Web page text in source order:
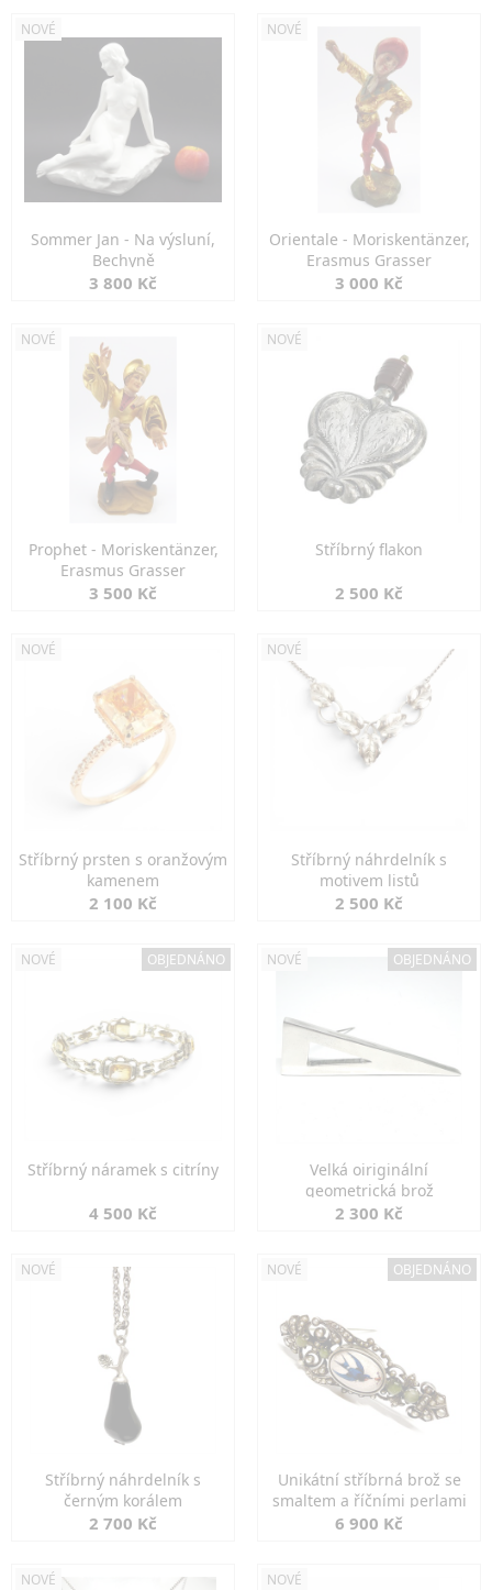
NOVÉ
Sommer Jan - Na výsluní,
Bechyně
3 800 Kč
NOVÉ
Orientale - Moriskentänzer,
Erasmus Grasser
3 000 Kč
NOVÉ
Prophet - Moriskentänzer,
Erasmus Grasser
3 500 Kč
NOVÉ
Stříbrný flakon
2 500 Kč
NOVÉ
Stříbrný prsten s oranžovým
kamenem
2 100 Kč
NOVÉ
Stříbrný náhrdelník s
motivem listů
2 500 Kč
NOVÉ OBJEDNÁNO
Stříbrný náramek s citríny
4 500 Kč
NOVÉ OBJEDNÁNO
Velká oiriginální
geometrická brož
2 300 Kč
NOVÉ
Stříbrný náhrdelník s
černým korálem
2 700 Kč
NOVÉ OBJEDNÁNO
Unikátní stříbrná brož se
smaltem a říčními perlami
6 900 Kč
NOVÉ NOVÉ